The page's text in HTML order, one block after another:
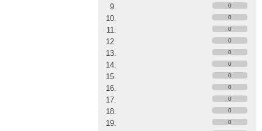
0
0
0
0
0
0
0
0
0
0
0